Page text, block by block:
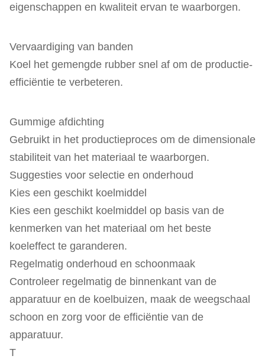
eigenschappen en kwaliteit ervan te waarborgen.
Vervaardiging van banden
Koel het gemengde rubber snel af om de productie-
efficiëntie te verbeteren.
Gummige afdichting
Gebruikt in het productieproces om de dimensionale
stabiliteit van het materiaal te waarborgen.
Suggesties voor selectie en onderhoud
Kies een geschikt koelmiddel
Kies een geschikt koelmiddel op basis van de
kenmerken van het materiaal om het beste
koeleffect te garanderen.
Regelmatig onderhoud en schoonmaak
Controleer regelmatig de binnenkant van de
apparatuur en de koelbuizen, maak de weegschaal
schoon en zorg voor de efficiëntie van de
apparatuur.
T